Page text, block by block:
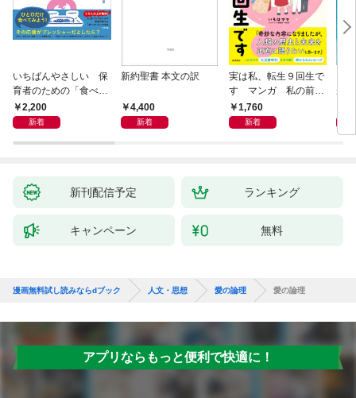
いちばんやさしい 保
育者のための「食べな
い子」サポートＢＯＯ
Ｋ 偏食・少食のお悩
2,200
新着
新約聖書 本文の訳
4,400
新着
実は私、転生９回生で
す マンガ 私の前世
物語1,760
新着
が
新刊配信予定 ランキング
キャンペーン 無料
漫画無料試し読みならdブック 人文・思想 愛の論理 愛の論理
アプリならもっと便利で快適に！